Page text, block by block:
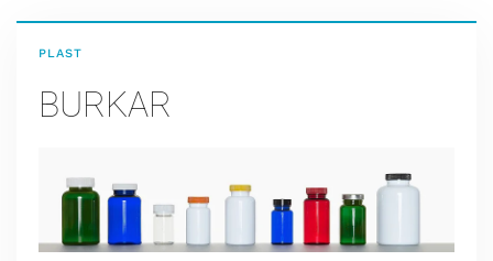
PLAST
BURKAR